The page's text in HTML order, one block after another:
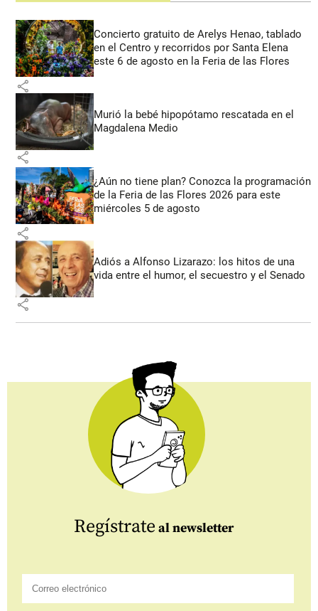
Concierto gratuito de Arelys Henao, tablado
en el Centro y recorridos por Santa Elena
este 6 de agosto en la Feria de las Flores
share
Murió la bebé hipopótamo rescatada en el
Magdalena Medio
share
¿Aún no tiene plan? Conozca la programación
de la Feria de las Flores 2026 para este
miércoles 5 de agosto
share
Adiós a Alfonso Lizarazo: los hitos de una
vida entre el humor, el secuestro y el Senado
share
Regístrate al newsletter